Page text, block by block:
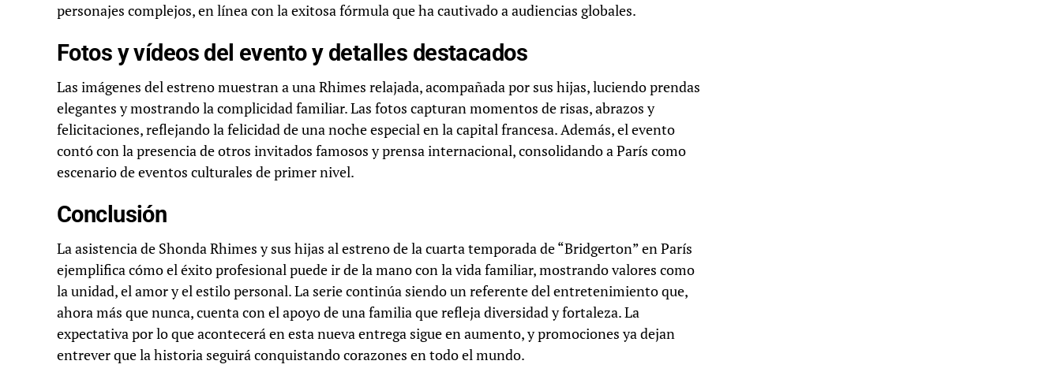
personajes complejos, en línea con la exitosa fórmula que ha cautivado a audiencias globales.
Fotos y vídeos del evento y detalles destacados
Las imágenes del estreno muestran a una Rhimes relajada, acompañada por sus hijas, luciendo prendas
elegantes y mostrando la complicidad familiar. Las fotos capturan momentos de risas, abrazos y
felicitaciones, reflejando la felicidad de una noche especial en la capital francesa. Además, el evento
contó con la presencia de otros invitados famosos y prensa internacional, consolidando a París como
escenario de eventos culturales de primer nivel.
Conclusión
La asistencia de Shonda Rhimes y sus hijas al estreno de la cuarta temporada de “Bridgerton” en París
ejemplifica cómo el éxito profesional puede ir de la mano con la vida familiar, mostrando valores como
la unidad, el amor y el estilo personal. La serie continúa siendo un referente del entretenimiento que,
ahora más que nunca, cuenta con el apoyo de una familia que refleja diversidad y fortaleza. La
expectativa por lo que acontecerá en esta nueva entrega sigue en aumento, y promociones ya dejan
entrever que la historia seguirá conquistando corazones en todo el mundo.